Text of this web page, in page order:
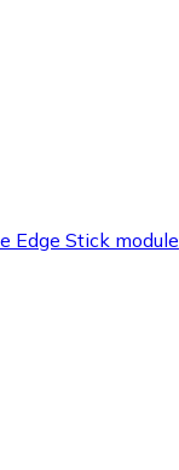
Edge Stick module